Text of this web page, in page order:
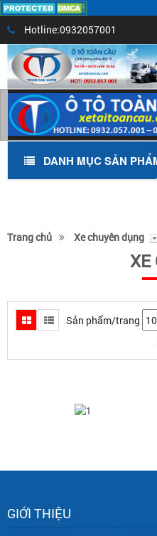
Hotline:0932057001
DANH MỤC SẢN
Trang chủ Xe chuyên dụng
XE
Sản phẩm/trang
GIỚI THIỆU